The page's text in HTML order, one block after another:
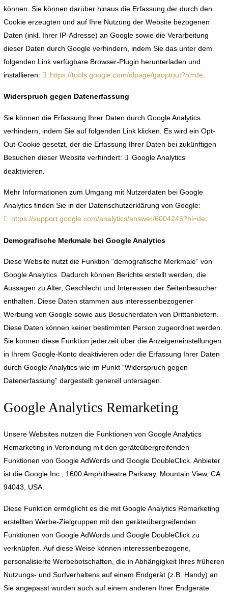
können. Sie können darüber hinaus die Erfassung der durch den
Cookie erzeugten und auf Ihre Nutzung der Website bezogenen
Daten (inkl. Ihrer IP-Adresse) an Google sowie die Verarbeitung
dieser Daten durch Google verhindern, indem Sie das unter dem
folgenden Link verfügbare Browser-Plugin herunterladen und
installieren:
https://tools.google.com/dlpage/gaoptout?hl=de
Widerspruch gegen Datenerfassung
Sie können die Erfassung Ihrer Daten durch Google Analytics
verhindern, indem Sie auf folgenden Link klicken. Es wird ein Opt-
Out-Cookie gesetzt, der die Erfassung Ihrer Daten bei zukünftigen
Besuchen dieser Website verhindert:
Google Analytics
deaktivieren
Mehr Informationen zum Umgang mit Nutzerdaten bei Google
Analytics finden Sie in der Datenschutzerklärung von Google:
https://support.google.com/analytics/answer/6004245?hl=de
Demografische Merkmale bei Google Analytics
Diese Website nutzt die Funktion “demografische Merkmale” von
Google Analytics. Dadurch können Berichte erstellt werden, die
Aussagen zu Alter, Geschlecht und Interessen der Seitenbesucher
enthalten. Diese Daten stammen aus interessenbezogener
Werbung von Google sowie aus Besucherdaten von Drittanbietern.
Diese Daten können keiner bestimmten Person zugeordnet werden.
Sie können diese Funktion jederzeit über die Anzeigeneinstellungen
in Ihrem Google-Konto deaktivieren oder die Erfassung Ihrer Daten
durch Google Analytics wie im Punkt “Widerspruch gegen
Datenerfassung” dargestellt generell untersagen.
Google Analytics Remarketing
Unsere Websites nutzen die Funktionen von Google Analytics
Remarketing in Verbindung mit den geräteübergreifenden
Funktionen von Google AdWords und Google DoubleClick. Anbieter
ist die Google Inc., 1600 Amphitheatre Parkway, Mountain View, CA
94043, USA.
Diese Funktion ermöglicht es die mit Google Analytics Remarketing
erstellten Werbe-Zielgruppen mit den geräteübergreifenden
Funktionen von Google AdWords und Google DoubleClick zu
verknüpfen. Auf diese Weise können interessenbezogene,
personalisierte Werbebotschaften, die in Abhängigkeit Ihres früheren
Nutzungs- und Surfverhaltens auf einem Endgerät (z.B. Handy) an
Sie angepasst wurden auch auf einem anderen Ihrer Endgeräte